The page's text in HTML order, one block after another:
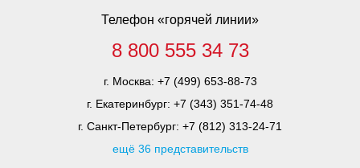
Телефон «горячей линии»
8 800 555 34 73
г. Москва: +7 (499) 653-88-73
г. Екатеринбург: +7 (343) 351-74-48
г. Санкт-Петербург: +7 (812) 313-24-71
ещё 36 представительств